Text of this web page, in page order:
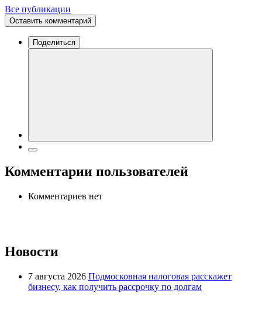
Все публикации
Оставить комментарий
Поделиться
Комментарии пользователей
Комментариев нет
Новости
7 августа 2026 Подмосковная налоговая расскажет
бизнесу, как получить рассрочку по долгам